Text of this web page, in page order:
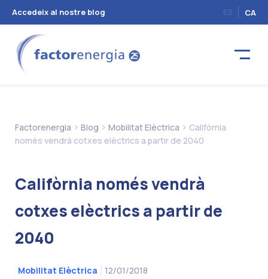
Accedeix al nostre blog ES CA
Factorenergia > Blog > Mobilitat Elèctrica > Califòrnia
només vendrà cotxes elèctrics a partir de 2040
Califòrnia només vendrà
cotxes elèctrics a partir de
2040
Mobilitat Elèctrica 12/01/2018